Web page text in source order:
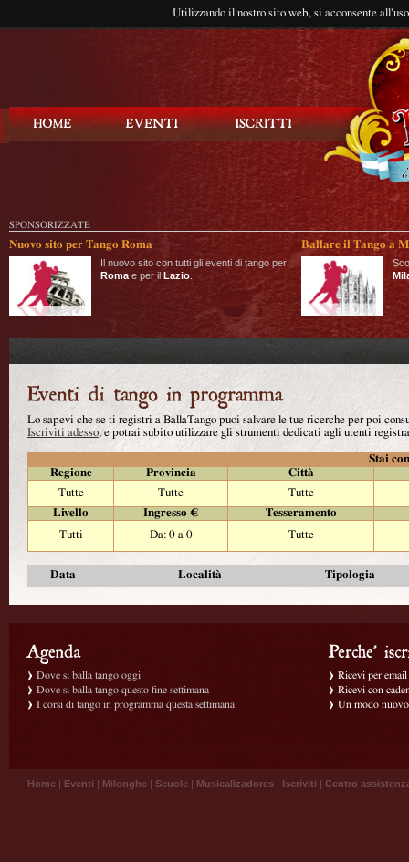
Utilizzando il nostro sito web, si acconsente
SPONSORIZZATE
Nuovo sito per Tango Roma
Il nuovo sito con tutti gli eventi di tango per
Roma e per il Lazio
Ballare il Tango a
Lo sapevi che se ti registri a BallaTango puoi salvare le tue ricerche per poi
Iscriviti adesso, e potrai subito utilizzare gli strumenti dedicati agli utenti
Stai
Regione
Provincia
Città
Tutte
Tutte
Tutte
Livello
Ingresso €
Tesseramento
Tutti
Da: 0 a 0 Tutte
Data Località Tipologia
Dove si balla tango oggi
Dove si balla tango questo fine settimana
I corsi di tango in programma questa settimana
Ricevi per
Ricevi con
Un modo
Home | Eventi | Milonghe | Scuole | Musicalizadores | Iscriviti | Centro